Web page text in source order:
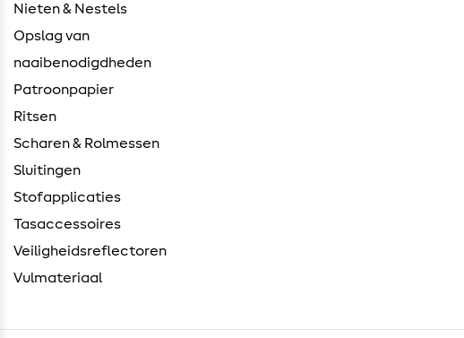
Nieten & Nestels
Opslag van
naaibenodigdheden
Patroonpapier
Ritsen
Scharen & Rolmessen
Sluitingen
Stofapplicaties
Tasaccessoires
Veiligheidsreflectoren
Vulmateriaal